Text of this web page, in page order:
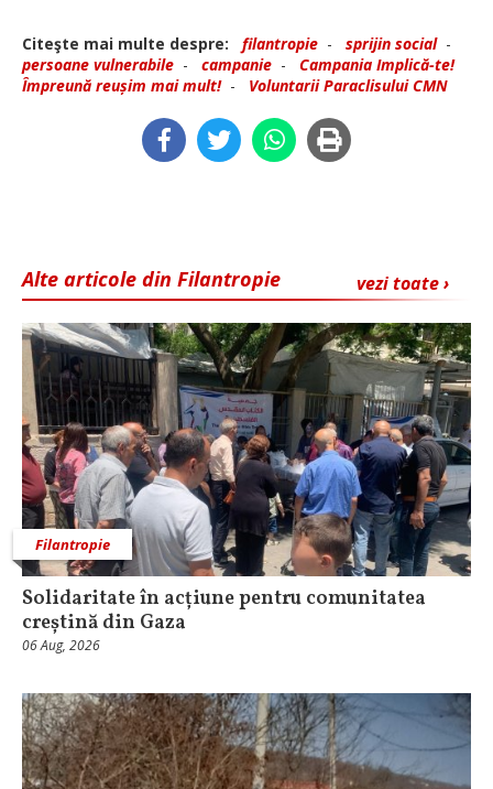
Citeşte mai multe despre: filantropie - sprijin social-
persoane vulnerabile - campanie - Campania Implică-te!
Împreună reușim mai mult!- Voluntarii Paraclisului CMN
vezi toate ›
Alte articole din Filantropie
Filantropie
Solidaritate în acțiune pentru comunitatea
creștină din Gaza
06 Aug, 2026